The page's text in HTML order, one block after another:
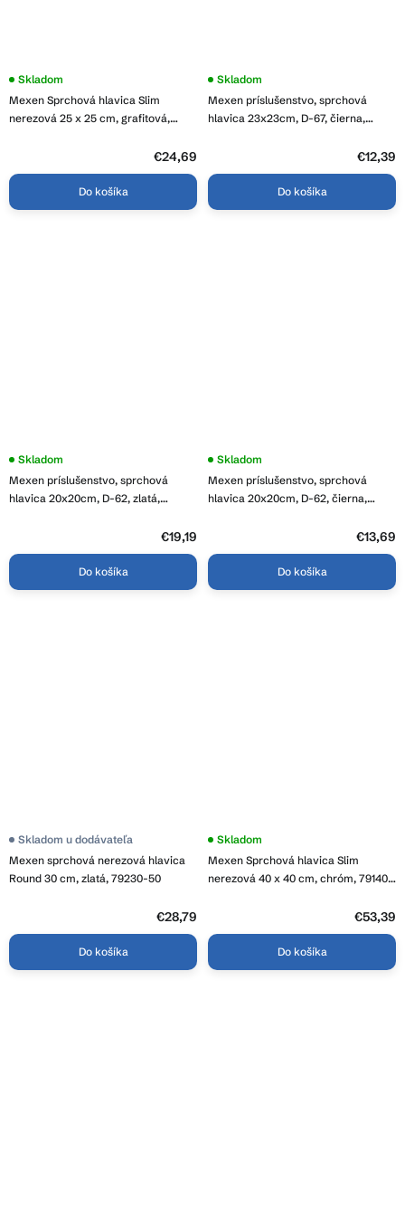
Mexen Sprchová hlavica Slim
nerezová 25 x 25 cm, grafitová,
Skladom
€24,69
Do košíka
Mexen príslušenstvo, sprchová
hlavica 23x23cm, D-67, čierna,
Skladom
€12,39
Do košíka
Mexen príslušenstvo, sprchová
hlavica 20x20cm, D-62, zlatá,
Skladom
€19,19
Do košíka
Mexen príslušenstvo, sprchová
hlavica 20x20cm, D-62, čierna,
Priemerné
produktu
je
Skladom
€13,69
Do košíka
Mexen sprchová nerezová hlavica
Round 30 cm, zlatá, 79230-50
Skladom u dodávateľa
€28,79
Do košíka
Mexen Sprchová hlavica Slim
nerezová 40 x 40 cm, chróm, 79140-
Priemerné
produktu
je
Skladom
€53,39
Do košíka